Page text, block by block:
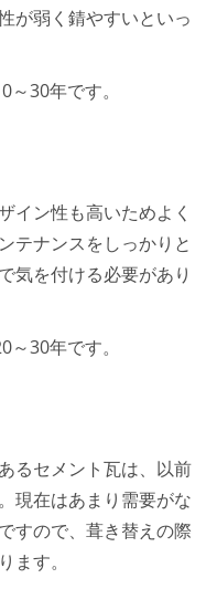
が弱く錆やすいといっ
30年です。
イン性も高いためよく
テナンスをしっかりと
気を付ける必要があり
30年です。
るセメント瓦は、以前
現在はあまり需要がな
すので、葺き替えの際
ます。